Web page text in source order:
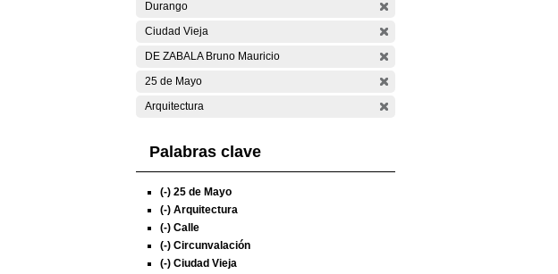
Durango
Ciudad Vieja
DE ZABALA Bruno Mauricio
25 de Mayo
Arquitectura
Palabras clave
(-) 25 de Mayo
(-) Arquitectura
(-) Calle
(-) Circunvalación
(-) Ciudad Vieja